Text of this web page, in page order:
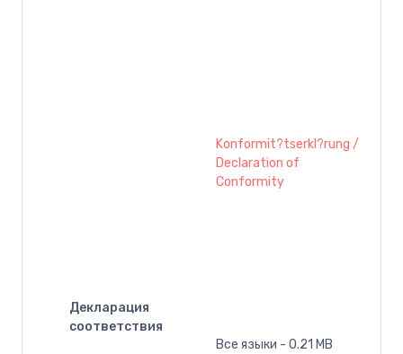
Декларация
соответствия
Konformit?tserkl?rung /
Declaration of
Conformity
Все языки - 0.21 MB